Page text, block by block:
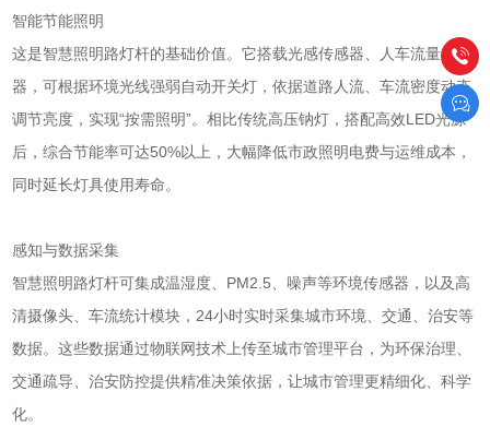
智能节能照明
这是智慧照明路灯杆的基础价值。它搭载光感传感器、人车流量传感
器，可根据环境光线强弱自动开关灯，依据道路人流、车流密度动态
调节亮度，实现“按需照明”。相比传统高压钠灯，搭配高效LED光源
后，综合节能率可达50%以上，大幅降低市政照明电费与运维成本，
同时延长灯具使用寿命。
感知与数据采集
智慧照明路灯杆可集成温湿度、PM2.5、噪声等环境传感器，以及高
清摄像头、车流统计模块，24小时实时采集城市环境、交通、治安等
数据。这些数据通过物联网技术上传至城市管理平台，为环保治理、
交通疏导、治安防控提供精准决策依据，让城市管理更精细化、科学
化。